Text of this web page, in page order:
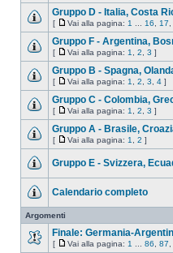
Gruppo D - Italia, Costa
[ Vai alla pagina: 1 16 17
Gruppo F - Argentina,
[ Vai alla pagina: 1 2 3 ]
Gruppo B - Spagna,
[ Vai alla pagina: 1 2 3 4 ]
Gruppo C - Colombia,
[ Vai alla pagina: 1 2 3 ]
Gruppo A - Brasile,
[ Vai alla pagina: 1 2 ]
Gruppo E - Svizzera,
Calendario completo
Argomenti
Finale: Germania-
[ Vai alla pagina: 1 86 87